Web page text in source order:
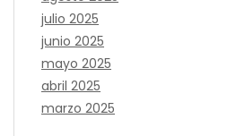
julio 2025
junio 2025
mayo 2025
abril 2025
marzo 2025